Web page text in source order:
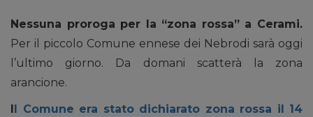
Nessuna proroga per la “zona rossa” a Cerami.
Per il piccolo Comune ennese dei Nebrodi sarà oggi
l’ultimo giorno. Da domani scatterà la zona
arancione.
l Comune era stato dichiarato zona rossa il 14